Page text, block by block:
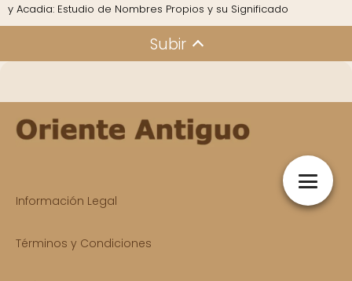
y Acadia: Estudio de Nombres Propios y su Significado
Subir
Información Legal
Términos y Condiciones